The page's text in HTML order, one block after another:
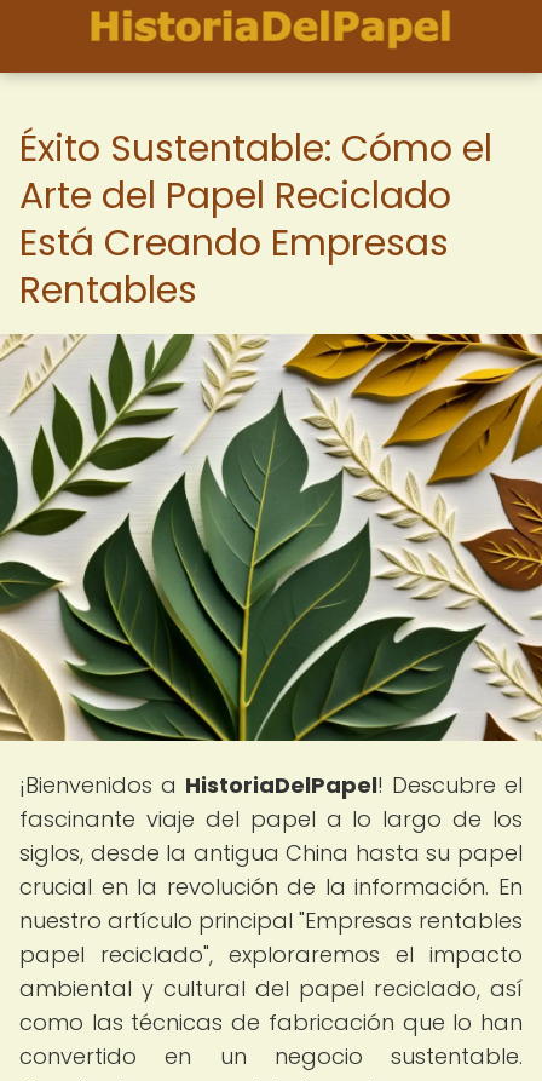
Éxito Sustentable: Cómo el
Arte del Papel Reciclado
Está Creando Empresas
Rentables
¡Bienvenidos a HistoriaDelPapel! Descubre el
fascinante viaje del papel a lo largo de los
siglos, desde la antigua China hasta su papel
crucial en la revolución de la información. En
nuestro artículo principal "Empresas rentables
papel reciclado", exploraremos el impacto
ambiental y cultural del papel reciclado, así
como las técnicas de fabricación que lo han
convertido en un negocio sustentable.